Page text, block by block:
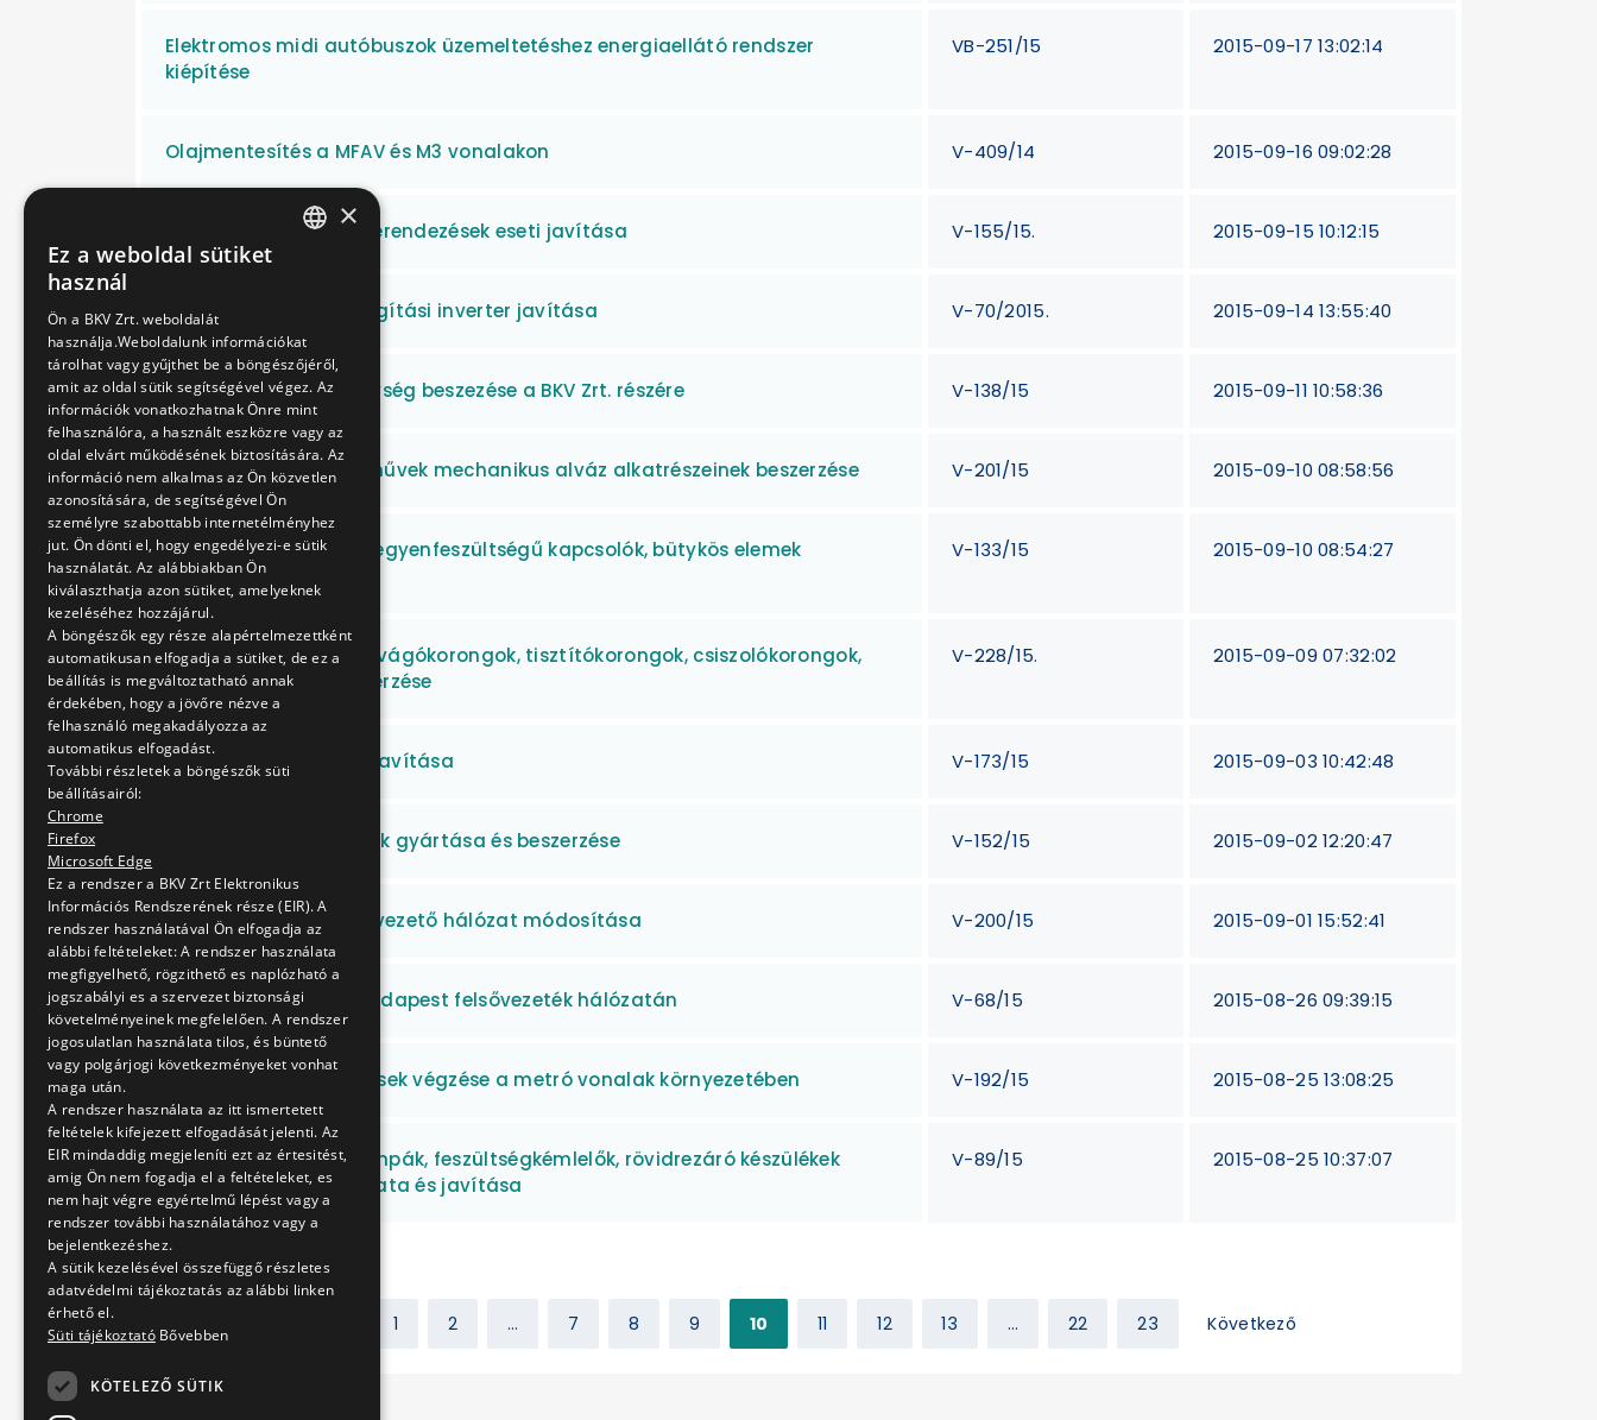
Elektromos midi autóbuszok üzemeltetéshez energiaellátó rendszer
kiépítése
VB-251/15 2015-09-17 13:02:14
Olajmentesítés a MFAV és M3 vonalakon V-409/14 2015-09-16 09:02:28
Háztartási és irodai berendezések eseti javítása V-155/15. 2015-09-15 10:12:15
600 V-os megálló világítási inverter javítása V-70/2015. 2015-09-14 13:55:40
Nyomdaipari tevékenység beszezése a BKV Zrt. részére V-138/15 2015-09-11 10:58:36
Metró és Villamos járművek mechanikus alváz alkatrészeinek beszerzése V-201/15 2015-09-10 08:58:56
HÉV és MFAV speciális egyenfeszültségű kapcsolók, bütykös elemek
beszerzése
V-133/15 2015-09-10 08:54:27
Csiszoló szerszámok (vágókorongok, tisztítókorongok, csiszolókorongok,
csiszolótárcsák) beszerzése
V-228/15. 2015-09-09 07:32:02
T5C5 behajtótengely javítása V-173/15 2015-09-03 10:42:48
Digitális mérőműszerek gyártása és beszerzése V-152/15 2015-09-02 12:20:47
M2 metróvonal visszavezető hálózat módosítása V-200/15 2015-09-01 15:52:41
Fali kampók cseréje Budapest felsővezeték hálózatán V-68/15 2015-08-26 09:39:15
Felszíni süllyedésmérések végzése a metró vonalak környezetében V-192/15 2015-08-25 13:08:25
Egyenáramú próbalámpák, feszültségkémlelők, rövidrezáró készülékek
időszakos felülvizsgálata és javítása
V-89/15 2015-08-25 10:37:07
1 2 ... 7 8 9 10 11 12 13 ... 22 23 Következő
×
Ez a weboldal sütiket
használ
Ön a BKV Zrt. weboldalát
használja.Weboldalunk információkat
tárolhat vagy gyűjthet be a böngészőjéről,
amit az oldal sütik segítségével végez. Az
információk vonatkozhatnak Önre mint
felhasználóra, a használt eszközre vagy az
oldal elvárt működésének biztosítására. Az
információ nem alkalmas az Ön közvetlen
azonosítására, de segítségével Ön
személyre szabottabb internetélményhez
jut. Ön dönti el, hogy engedélyezi-e sütik
használatát. Az alábbiakban Ön
kiválaszthatja azon sütiket, amelyeknek
kezeléséhez hozzájárul.
A böngészők egy része alapértelmezettként
automatikusan elfogadja a sütiket, de ez a
beállítás is megváltoztatható annak
érdekében, hogy a jövőre nézve a
felhasználó megakadályozza az
automatikus elfogadást.
További részletek a böngészők süti
beállításairól:
Chrome
Firefox
Microsoft Edge
Ez a rendszer a BKV Zrt Elektronikus
Információs Rendszerének része (EIR). A
rendszer használatával Ön elfogadja az
alábbi feltételeket: A rendszer használata
megfigyelhető, rögzithető es naplózható a
jogszabályi es a szervezet biztonsági
követelményeinek megfelelően. A rendszer
jogosulatlan használata tilos, és büntető
vagy polgárjogi következményeket vonhat
maga után.
A rendszer használata az itt ismertetett
feltételek kifejezett elfogadását jelenti. Az
EIR mindaddig megjeleníti ezt az értesitést,
amig Ön nem fogadja el a feltételeket, es
nem hajt végre egyértelmű lépést vagy a
rendszer további használatához vagy a
bejelentkezéshez.
A sütik kezelésével összefüggő részletes
adatvédelmi tájékoztatás az alábbi linken
érhető el.
Süti tájékoztató Bővebben
KÖTELEZŐ SÜTIK